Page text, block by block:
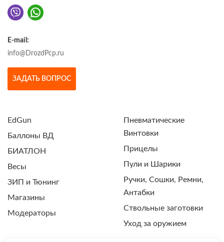
E-mail:
info@DrozdPcp.ru
ЗАДАТЬ ВОПРОС
EdGun
Баллоны ВД
БИАТЛОН
Весы
ЗИП и Тюнинг
Магазины
Модераторы
Пневматические
Винтовки
Прицелы
Пули и Шарики
Ручки, Сошки, Ремни,
Антабки
Ствольные заготовки
Уход за оружием